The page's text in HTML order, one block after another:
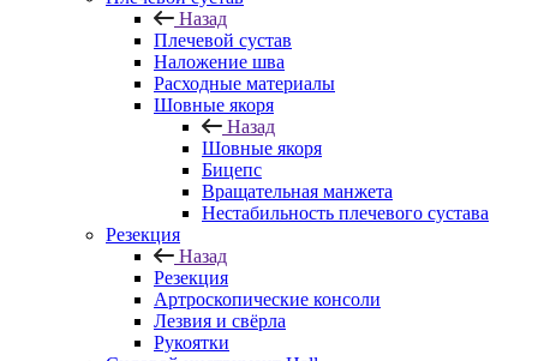
Назад
Плечевой сустав
Наложение шва
Расходные материалы
Шовные якоря
Назад
Шовные якоря
Бицепс
Вращательная манжета
Нестабильность плечевого сустава
Резекция
Назад
Резекция
Артроскопические консоли
Лезвия и свёрла
Рукоятки